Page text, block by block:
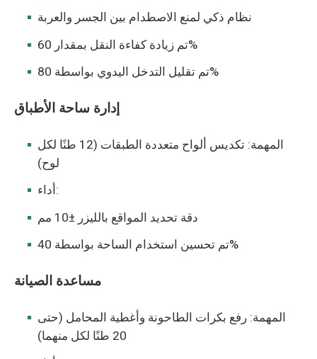
نظام ذكي لمنع الاصطدام بين الجسر والعربة
تم زيادة كفاءة النقل بمقدار 60%
تم تقليل التدخل اليدوي بواسطة 80%
إدارة ساحة الأطباق
المهمة: تكديس ألواح متعددة الطبقات (12 طنًا لكل
لوح)
أداء:
دقة تحديد المواقع بالليزر ±10 مم
تم تحسين استخدام الساحة بواسطة 40%
مساعدة الصيانة
المهمة: رفع بكرات الطاحونة وأغطية المحامل (حتى
20 طنًا لكل منهما)